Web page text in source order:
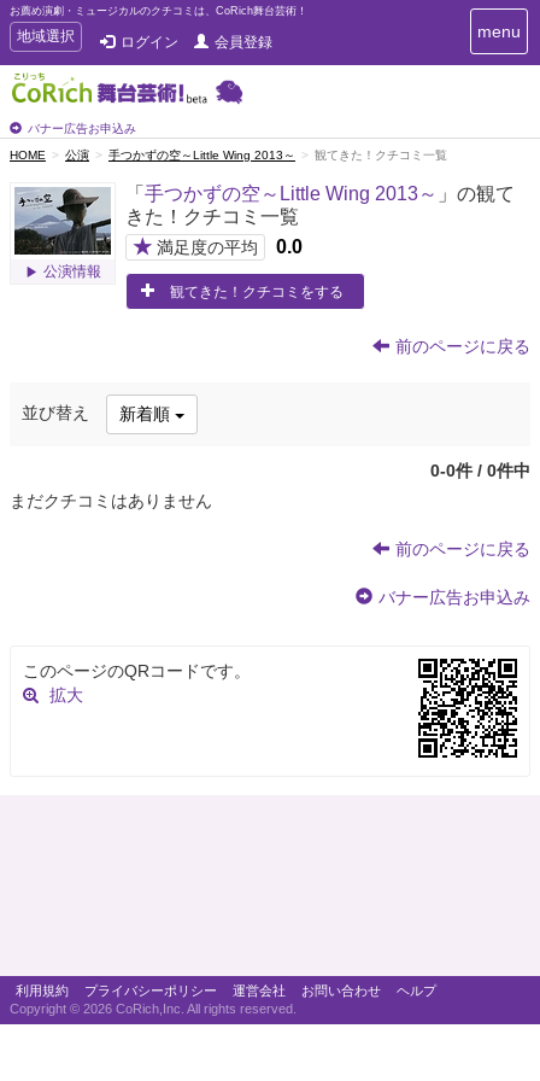
お薦め演劇・ミュージカルのクチコミは、CoRich舞台芸術！
T
o
g
g
e
n
v
g
地域選択 ログイン 会員登録
バナー広告お申込み
T
o
a
i
menu
HOME 公演 手つかずの空～Little Wing 2013～ 観てきた！クチコミ一覧
公演情報
「 手つかずの空～Little Wing 2013～ 」の観て
きた！クチコミ一覧
★ 満足度の平均 0.0
観てきた！クチコミをする
前のページに戻る
並び替え 新着順
0-0件 / 0件中
まだクチコミはありません
前のページに戻る
バナー広告お申込み
このページのQRコードです。
拡大
利用規約 プライバシーポリシー 運営会社 お問い合わせ
ヘルプ
Copyright © 2026 CoRich,Inc. All rights reserved.